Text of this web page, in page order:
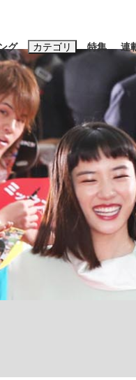
グ カテゴリ
ニュース エンタ
佑が初めて明かした日本代
特集 連
めのキーワードタグ一
晋 #三山凌輝 #高市早
雄一郎
#亀和田武